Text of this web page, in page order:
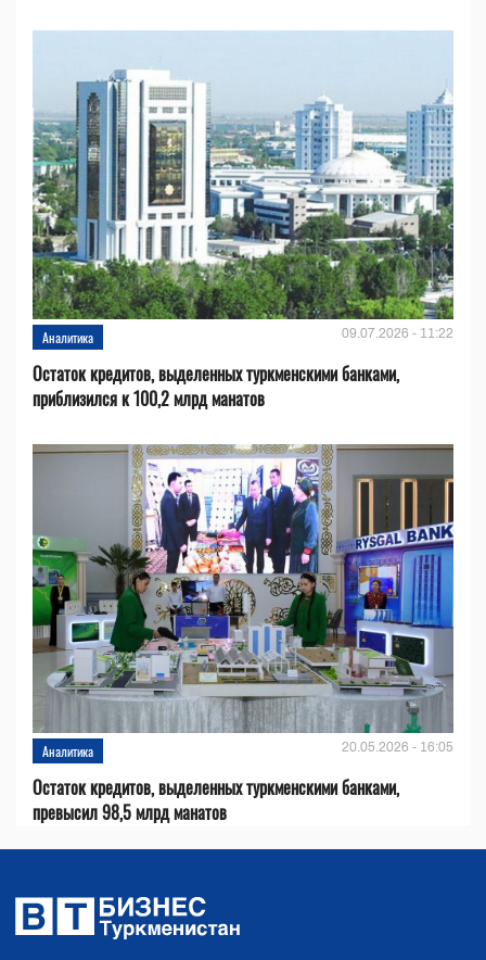
Аналитика 09.07.2026 - 11:22
Остаток кредитов, выделенных туркменскими банками,
приблизился к 100,2 млрд манатов
Аналитика 20.05.2026 - 16:05
Остаток кредитов, выделенных туркменскими банками,
превысил 98,5 млрд манатов